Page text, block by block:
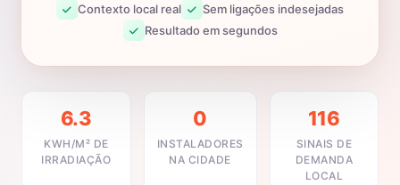
Contexto local real
Sem ligações indesejadas
Resultado em segundos
6.3
KWH/M² DE
IRRADIAÇÃO
0
INSTALADORES
NA CIDADE
116
SINAIS DE
DEMANDA
LOCAL